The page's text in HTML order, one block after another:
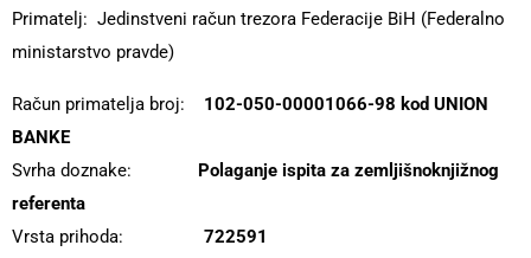
Primatelj: Jedinstveni račun trezora Federacije BiH (Federalno
ministarstvo pravde)
Račun primatelja broj: 102-050-00001066-98 kod UNION
BANKE
Svrha doznake: Polaganje ispita za zemljišnoknjižnog
referenta
Vrsta prihoda:
722591